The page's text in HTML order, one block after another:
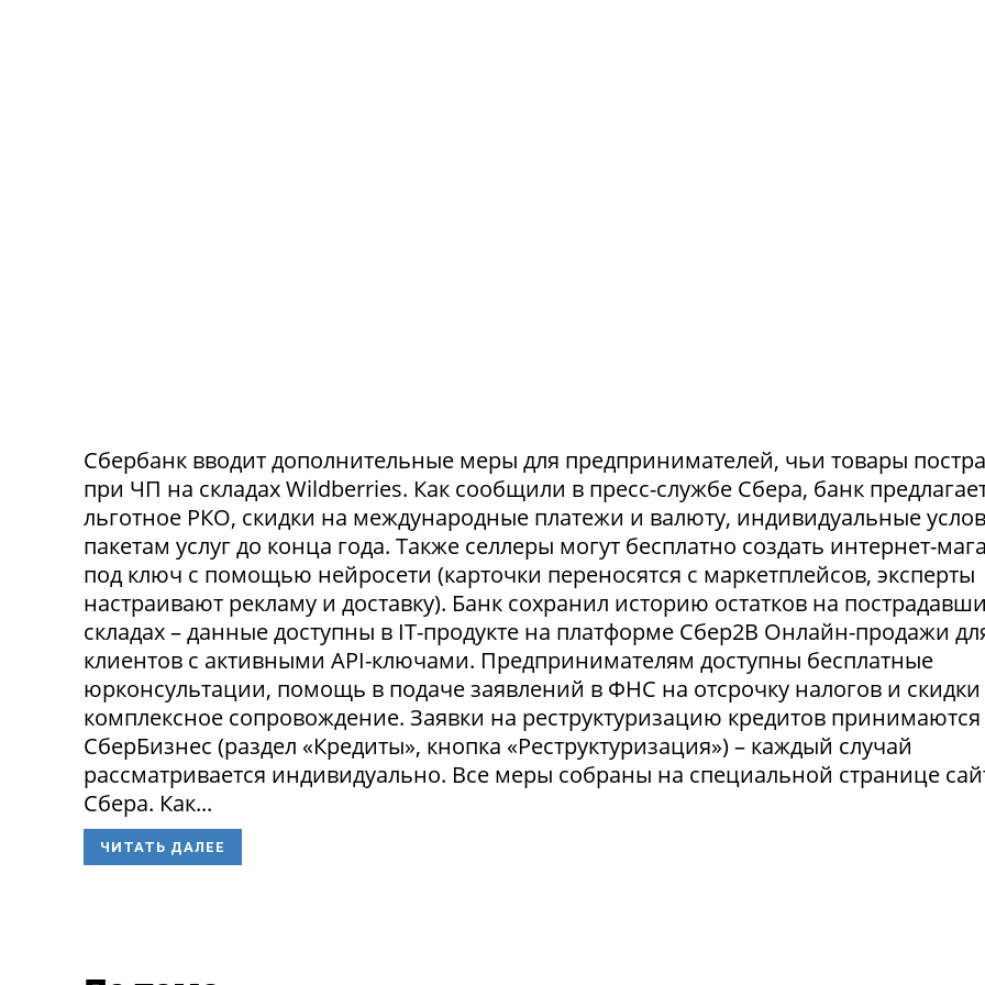
Сбербанк вводит дополнительные меры для предпринимателей, чьи товары
при ЧП на складах Wildberries. Как сообщили в пресс-службе Сбера, банк
льготное РКО, скидки на международные платежи и валюту, индивидуальные
пакетам услуг до конца года. Также селлеры могут бесплатно создать интернет-
под ключ с помощью нейросети (карточки переносятся с маркетплейсов, эксперты
настраивают рекламу и доставку). Банк сохранил историю остатков на
складах – данные доступны в IT-продукте на платформе Сбер2В Онлайн-продажи
клиентов с активными API-ключами. Предпринимателям доступны бесплатные
юрконсультации, помощь в подаче заявлений в ФНС на отсрочку налогов и
комплексное сопровождение. Заявки на реструктуризацию кредитов принимаются
СберБизнес (раздел «Кредиты», кнопка «Реструктуризация») – каждый случай
рассматривается индивидуально. Все меры собраны на специальной странице
Сбера. Как...
ЧИТАТЬ ДАЛЕЕ